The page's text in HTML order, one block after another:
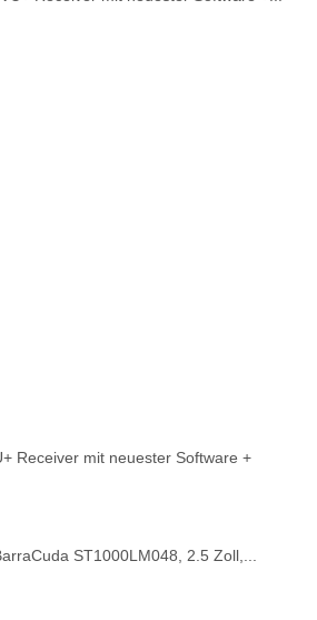
Receiver mit neuester Software +